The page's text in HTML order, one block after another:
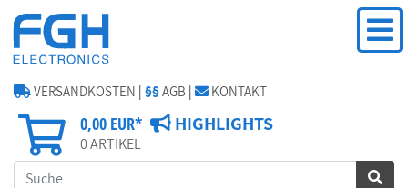
VERSANDKOSTEN | §§AGB | KONTAKT
0,00 EUR*
0ARTIKEL
HIGHLIGHTS